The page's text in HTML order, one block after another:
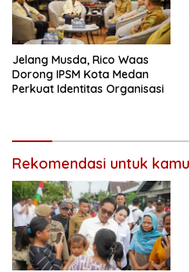
Jelang Musda, Rico Waas
Dorong IPSM Kota Medan
Perkuat Identitas Organisasi
Rekomendasi untuk kamu